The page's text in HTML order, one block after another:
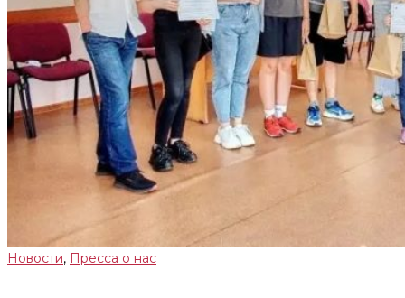
Новости, Пресса о нас